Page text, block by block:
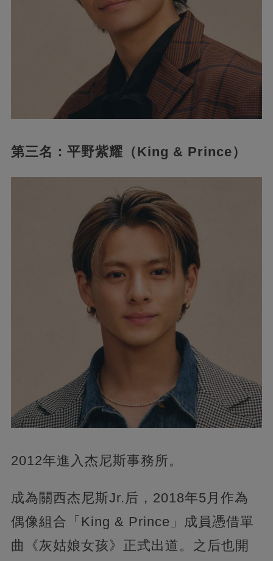
第三名：平野紫耀（King & Prince）
2012年進入杰尼斯事務所。
成為關西杰尼斯Jr.后，2018年5月作為
偶像組合「King & Prince」成員憑借單
曲《灰姑娘女孩》正式出道。之后也開